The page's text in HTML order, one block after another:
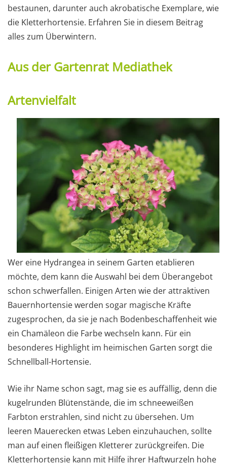
bestaunen, darunter auch akrobatische Exemplare, wie
die Kletterhortensie. Erfahren Sie in diesem Beitrag
alles zum Überwintern.
Aus der Gartenrat Mediathek
Artenvielfalt
Wer eine Hydrangea in seinem Garten etablieren
möchte, dem kann die Auswahl bei dem Überangebot
schon schwerfallen. Einigen Arten wie der attraktiven
Bauernhortensie werden sogar magische Kräfte
zugesprochen, da sie je nach Bodenbeschaffenheit wie
ein Chamäleon die Farbe wechseln kann. Für ein
besonderes Highlight im heimischen Garten sorgt die
Schnellball-Hortensie.
Wie ihr Name schon sagt, mag sie es auffällig, denn die
kugelrunden Blütenstände, die im schneeweißen
Farbton erstrahlen, sind nicht zu übersehen. Um
leeren Mauerecken etwas Leben einzuhauchen, sollte
man auf einen fleißigen Kletterer zurückgreifen. Die
Kletterhortensie kann mit Hilfe ihrer Haftwurzeln hohe